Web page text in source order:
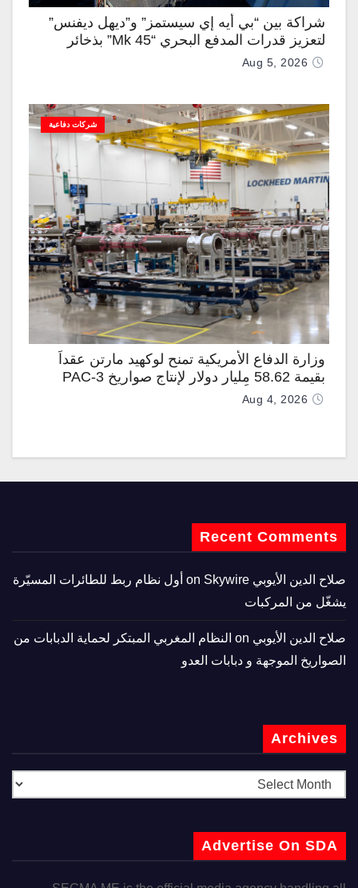
شراكة بين “بي أيه إي سيستمز” و”ديهل ديفنس”
لتعزيز قدرات المدفع البحري “Mk 45” بذخائر
موجهة وصواريخ “IRIS-T”
Aug 5, 2026
شركات دفاعية
وزارة الدفاع الأمريكية تمنح لوكهيد مارتن عقداً
بقيمة 58.62 مليار دولار لإنتاج صواريخ PAC-3
المطوّرة دعماً لـ “ترسانة الحرية”
Aug 4, 2026
Recent Comments
صلاح الدين الأيوبي
Skywire أول نظام ربط للطائرات المسيّرة
يشغّل من المركبات
صلاح الدين الأيوبي
النظام المغربي المبتكر لحماية الدبابات من
الصواريخ الموجهة و دبابات العدو
Archives
Advertise On SDA